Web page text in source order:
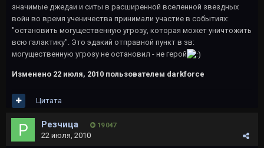
значимые джедаи и ситы в расширенной вселенной звездных
войн во время ученичества принимали участие в событиях:
"остановить могущественную угрозу, которая может уничтожить
всю галактику". Это эдакий отправной пункт в зв:
могущественную угрозу не остановил - не герой
Изменено 22 июля, 2010 пользователем darkforce
Цитата
Резчица 19 047
22 июля, 2010